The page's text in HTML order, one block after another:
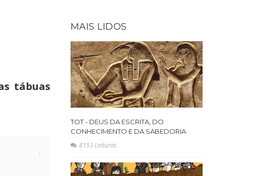
tábuas
MAIS LIDOS
TOT - DEUS DA ESCRITA, DO
CONHECIMENTO E DA SABEDORIA
8153 Leituras